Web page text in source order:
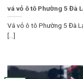
vá vỏ ô tô Phường 5 Đà
Vá vỏ ô tô Phường 5 Đà
[...]